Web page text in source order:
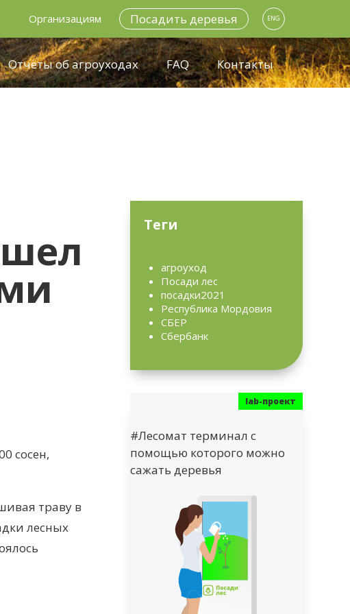
Организациям Посадить деревья ENG
Отчёты об агроуходах FAQ Контакты
сосен,
траву в
лесных
Теги
агроуход
Посади лес
посадки2021
Республика Мордовия
СБЕР
Сбербанк
#Лесомат терминал с
помощью которого можно
сажать деревья